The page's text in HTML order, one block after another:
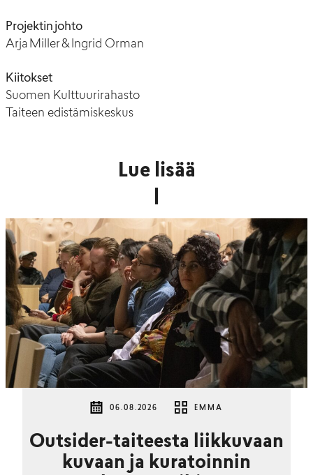
Projektin johto
Arja Miller & Ingrid Orman
Kiitokset
Suomen Kulttuurirahasto
Taiteen edistämiskeskus
Lue lisää
06.08.2026 EMMA
Outsider-taiteesta liikkuvaan
kuvaan ja kuratoinnin